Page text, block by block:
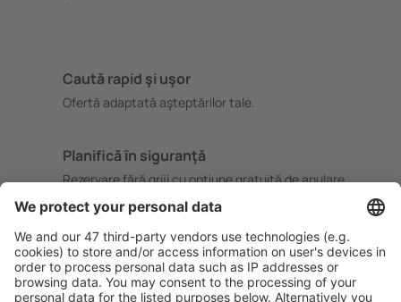
Caută rapid şi uşor
Ofertă adaptată aşteptărilor tale.
Planifică ȋn siguranţă
Rezervare fără griji cu opțiune gratuită de anulare.
Economiseşte mai mult
Prețuri atractive și oferte speciale pentru utilizatorii
conectați.